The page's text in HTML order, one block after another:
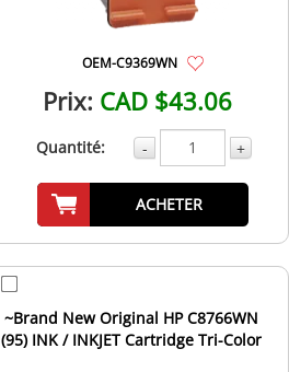
OEM-C9369WN
Prix: CAD $43.06
Quantité: - +
ACHETER
~Brand New Original HP C8766WN
(95) INK / INKJET Cartridge Tri-Color